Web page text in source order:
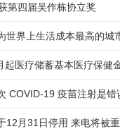
第四届吴作栋协立奖
世界上生活成本最高的城
起医疗储蓄基本医疗保健
COVID-19 疫苗注射是错
12月31日停用 来电将被